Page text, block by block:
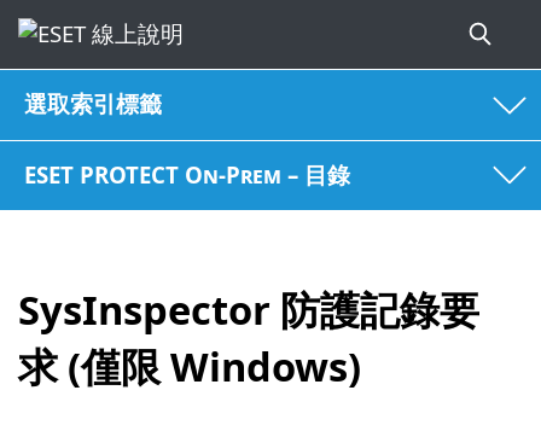
選取索引標籤
ESET PROTECT On-Prem – 目錄
SysInspector 防護記錄要
求 (僅限 Windows)